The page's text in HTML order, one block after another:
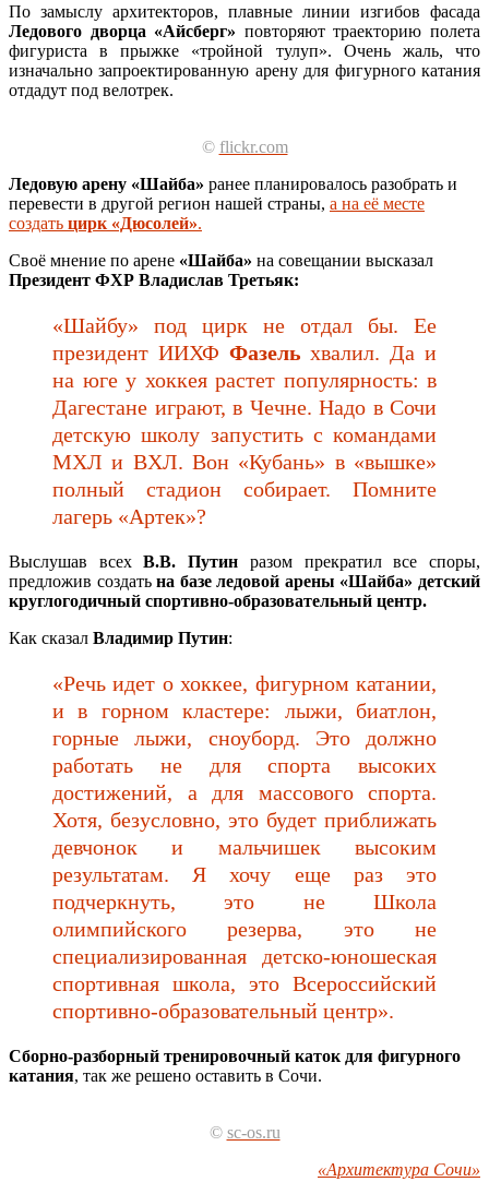
По замыслу архитекторов, плавные линии изгибов фасада
Ледового дворца «Айсберг» повторяют траекторию полета
фигуриста в прыжке «тройной тулуп». Очень жаль, что
изначально запроектированную арену для фигурного катания
отдадут под велотрек.
© flickr.com
Ледовую арену «Шайба» ранее планировалось разобрать и
перевести в другой регион нашей страны, а на её месте
создать цирк «Дюсолей».
Своё мнение по арене «Шайба» на совещании высказал
Президент ФХР Владислав Третьяк:
«Шайбу» под цирк не отдал бы. Ее
президент ИИХФ Фазель хвалил. Да и
на юге у хоккея растет популярность: в
Дагестане играют, в Чечне. Надо в Сочи
детскую школу запустить с командами
МХЛ и ВХЛ. Вон «Кубань» в «вышке»
полный стадион собирает. Помните
лагерь «Артек»?
Выслушав всехВ.В. Путин разом прекратил все споры,
предложив создатьна базе ледовой арены «Шайба» детский
круглогодичный спортивно-образовательный центр.
Как сказал Владимир Путин:
«Речь идет о хоккее, фигурном катании,
и в горном кластере: лыжи, биатлон,
горные лыжи, сноуборд. Это должно
работать не для спорта высоких
достижений, а для массового спорта.
Хотя, безусловно, это будет приближать
девчонок и мальчишек высоким
результатам. Я хочу еще раз это
подчеркнуть, это не Школа
олимпийского резерва, это не
специализированная детско-юношеская
спортивная школа, это Всероссийский
спортивно-образовательный центр».
Сборно-разборный тренировочный каток для фигурного
катания, так же решено оставить в Сочи.
© sc-os.ru
«Архитектура Сочи»